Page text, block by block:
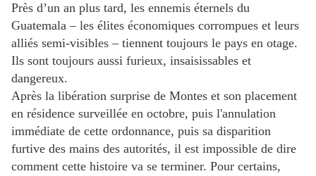
Près d’un an plus tard, les ennemis éternels du
Guatemala – les élites économiques corrompues et leurs
alliés semi-visibles – tiennent toujours le pays en otage.
Ils sont toujours aussi furieux, insaisissables et
dangereux.
Après la libération surprise de Montes et son placement
en résidence surveillée en octobre, puis l'annulation
immédiate de cette ordonnance, puis sa disparition
furtive des mains des autorités, il est impossible de dire
comment cette histoire va se terminer. Pour certains,